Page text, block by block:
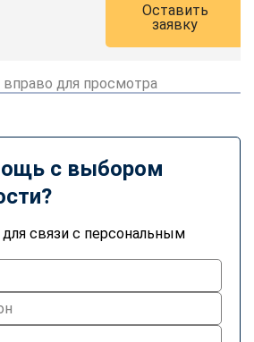
Оставить
заявку
для просмотра
с выбором
связи с персональным